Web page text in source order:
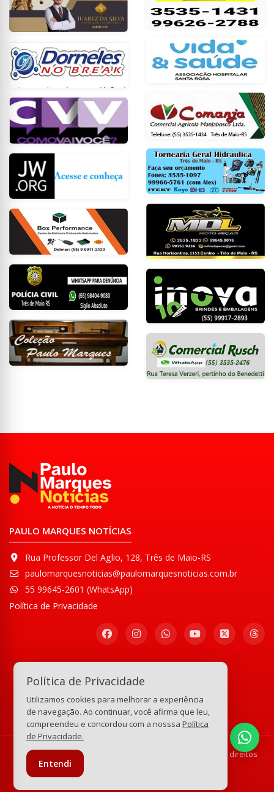
PAULO MARQUES NOTÍCIAS
Rua Professor Del Aglio, 128, Três de Maio-RS
paulomarquesnoticias@paulomarquesnoticias.com.br
55 99645-2601 (WhatsApp)
Política de Privacidade
Comunidade WhatsApp
133.305.218visitas
© Copyright 2008-2026 Paulo Marques Notícias - Todos os direitos
Política de Privacidade
Utilizamos cookies para melhorar a experiência
de navegação. Ao continuar, você afirma que leu,
compreendeu e concordou com a nosssa Política
de Privacidade.
Entendi